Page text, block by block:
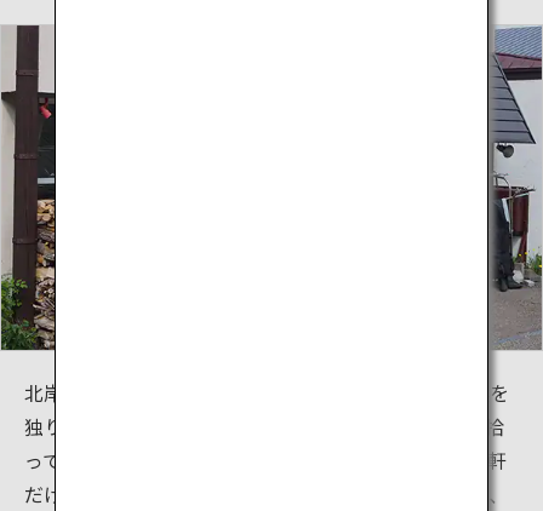
北岸には年間を通じて人が少なく、訪れた人は大抵浜を
独り占めできます。岩に座ってぼうっとしたり、石を拾
ってみたりなど、思いのままにお過ごしください。一軒
だけあるお土産店では食べ物やアイスクリームのほか、